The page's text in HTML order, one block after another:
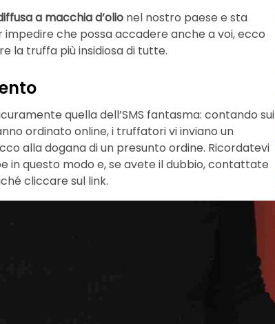
a macchia d’olio nel nostro paese e sta
che possa accadere anche a voi, ecco
la truffa più insidiosa di tutte.
quella dell’SMS fantasma: contando sui
ordinato online, i truffatori vi inviano un
alla dogana di un presunto ordine. Ricordatevi
in questo modo e, se avete il dubbio, contattate
cliccare sul link.